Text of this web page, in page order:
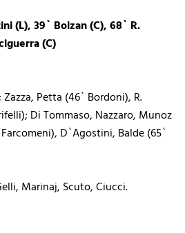
(L), 39` Bolzan (C), 68` R.
(C)
Petta (46` Bordoni), R.
Di Tommaso, Nazzaro, Munoz
D`Agostini, Balde (65`
Marinaj, Scuto, Ciucci.